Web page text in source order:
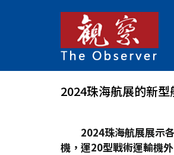
2024珠海航展的新
2024珠海航展展示
機，運20型戰術運輸機